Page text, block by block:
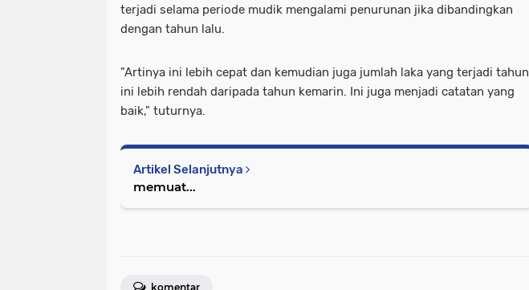
terjadi selama periode mudik mengalami penurunan jika dibandingkan
dengan tahun lalu.
"Artinya ini lebih cepat dan kemudian juga jumlah laka yang terjadi tahun
ini lebih rendah daripada tahun kemarin. Ini juga menjadi catatan yang
baik," tuturnya.
Artikel Selanjutnya
memuat...
komentar